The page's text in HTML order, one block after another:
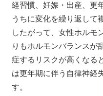
経習慣、妊娠・出産、更
うちに変化を繰り返して
したがって、女性ホルモ
りもホルモンバランスが
症するリスクが高くなる
は更年期に伴う自律神経
す。